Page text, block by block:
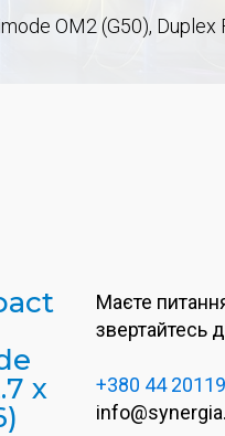
OM2 (G50), Duplex
x
Маєте
звертайтесь
+380 44